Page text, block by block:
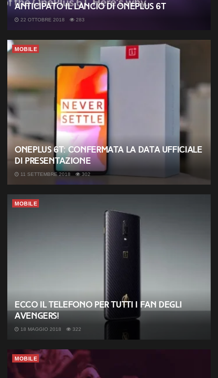
Anticipato il lancio di OnePlus 6T
22 OTTOBRE 2018 283
MOBILE
OnePlus 6T: confermata la data ufficiale
di presentazione
11 SETTEMBRE 2018 302
MOBILE
Ecco il telefono per tutti i fan degli
Avengers!
18 MAGGIO 2018 322
MOBILE